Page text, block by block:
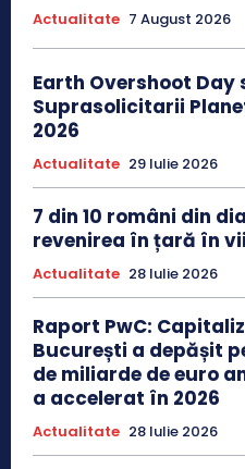
Actualitate 7 August 2026
Earth Overshoot Day
Suprasolicitarii
2026
Actualitate 29 Iulie 2026
7 din 10 români din
revenirea în țară în
Actualitate 28 Iulie 2026
Raport PwC:
București a depășit
de miliarde de euro
a accelerat în 2026
Actualitate 28 Iulie 2026